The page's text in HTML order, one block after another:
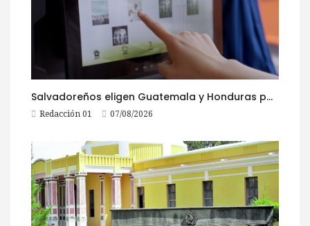
Salvadoreños eligen Guatemala y Honduras para viajar durante las Fiestas Agostinas
Redacción 01 07/08/2026